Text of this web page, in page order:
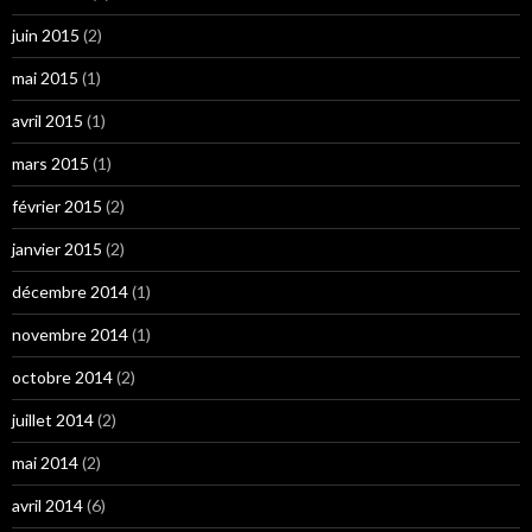
juin 2015 (2)
mai 2015 (1)
avril 2015 (1)
mars 2015 (1)
février 2015 (2)
janvier 2015 (2)
décembre 2014(1)
novembre 2014(1)
octobre 2014(2)
juillet 2014(2)
mai 2014(2)
avril 2014(6)